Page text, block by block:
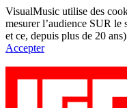
VisualMusic utilise des
mesurer l’audience SUR le
et ce, depuis plus de 20
Accepter